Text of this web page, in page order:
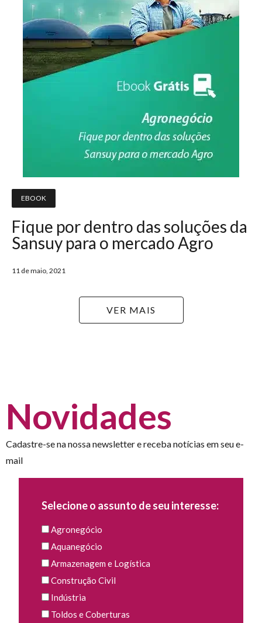
EBOOK
Fique por dentro das soluções da
Sansuy para o mercado Agro
11 de maio, 2021
VER MAIS
Novidades
Cadastre-se na nossa newsletter e receba notícias em seu e-
mail
Selecione o assunto de seu interesse:
Agronegócio
Aquanegócio
Armazenagem e Logística
Construção Civil
Indústria
Toldos e Coberturas